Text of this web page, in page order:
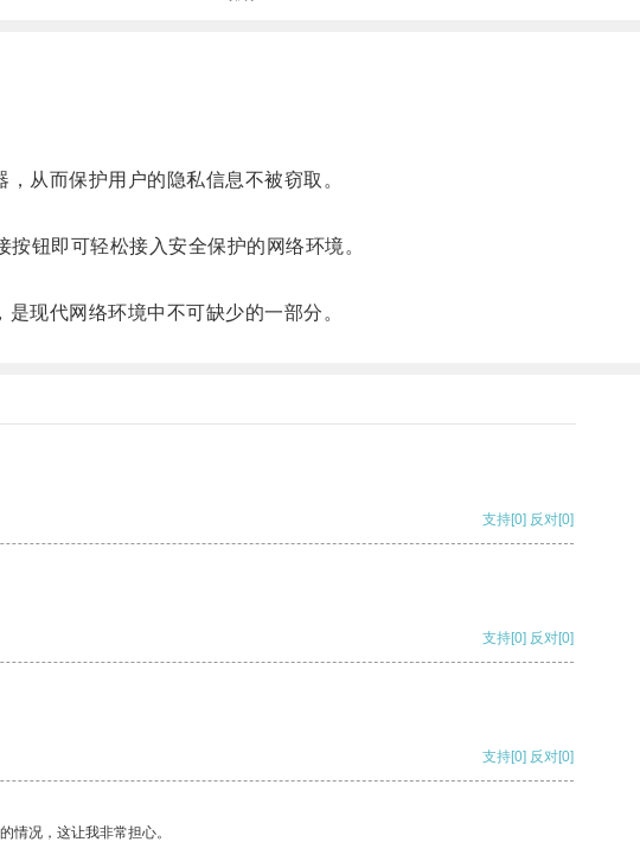
从而保护用户的隐私信息不被窃取。
钮即可轻松接入安全保护的网络环境。
现代网络环境中不可缺少的一部分。
支持[0] 反对[0]
支持[0] 反对[0]
支持[0] 反对[0]
情况，这让我非常担心。